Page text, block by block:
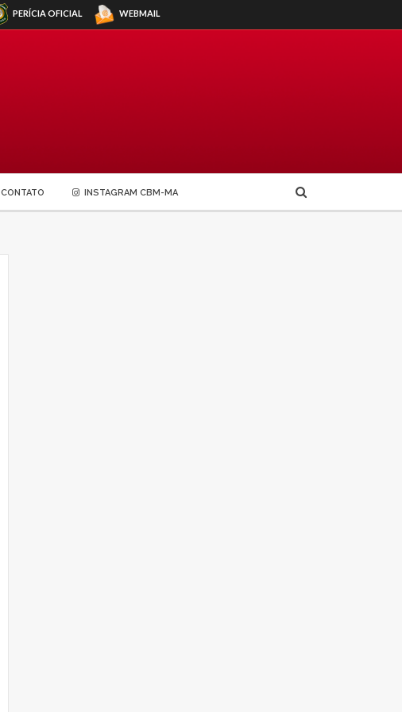
PERÍCIA OFICIAL WEBMAIL
CONTATO INSTAGRAM CBM-MA